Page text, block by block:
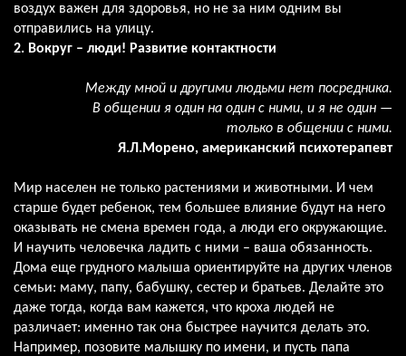
воздух важен для здоровья, но не за ним одним вы
отправились на улицу.
2. Вокруг – люди! Развитие контактности
Между мной и другими людьми нет посредника.
В общении я один на один с ними, и я не один —
только в общении с ними.
Я.Л.Морено, американский психотерапевт
Мир населен не только растениями и животными. И чем
старше будет ребенок, тем большее влияние будут на него
оказывать не смена времен года, а люди его окружающие.
И научить человечка ладить с ними – ваша обязанность.
Дома еще грудного малыша ориентируйте на других членов
семьи: маму, папу, бабушку, сестер и братьев. Делайте это
даже тогда, когда вам кажется, что кроха людей не
различает: именно так она быстрее научится делать это.
Например, позовите малышку по имени, и пусть папа